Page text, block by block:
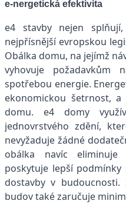
e-nergetická efektivita
e4 stavby nejen
nejpřísnější evropskou
Obálka domu, na jejímž
vyhovuje
spotřebou energie.
ekonomickou šetrnost,
domu. e4 domy
jednovrstvého zdění,
nevyžaduje žádné
obálka navíc
poskytuje lepší
dostavby v budoucnosti.
budov také zaručuje